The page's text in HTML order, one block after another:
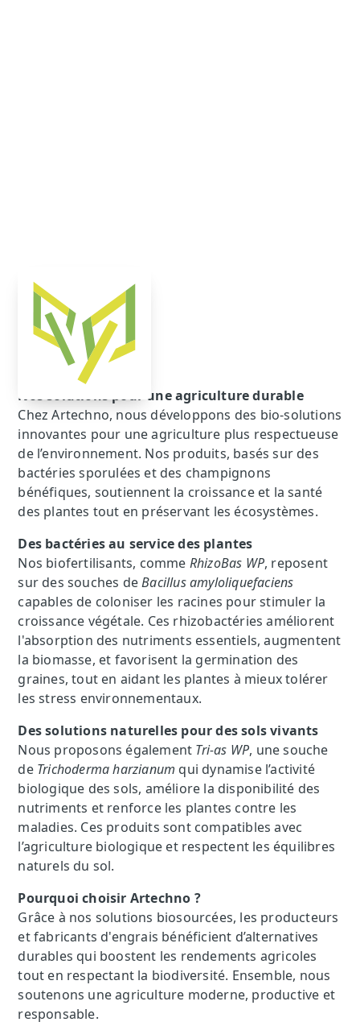
Nos solutions pour une agriculture durable
Chez Artechno, nous développons des bio-solutions
innovantes pour une agriculture plus respectueuse
de l’environnement. Nos produits, basés sur des
bactéries sporulées et des champignons
bénéfiques, soutiennent la croissance et la santé
des plantes tout en préservant les écosystèmes.
Des bactéries au service des plantes
Nos biofertilisants, comme RhizoBas WP, reposent
sur des souches deBacillus amyloliquefaciens
capables de coloniser les racines pour stimuler la
croissance végétale. Ces rhizobactéries améliorent
l'absorption des nutriments essentiels, augmentent
la biomasse, et favorisent la germination des
graines, tout en aidant les plantes à mieux tolérer
les stress environnementaux.
Des solutions naturelles pour des sols vivants
Nous proposons également Tri-as WP, une souche
de Trichoderma harzianum qui dynamise l’activité
biologique des sols, améliore la disponibilité des
nutriments et renforce les plantes contre les
maladies. Ces produits sont compatibles avec
l’agriculture biologique et respectent les équilibres
naturels du sol.
Pourquoi choisir Artechno ?
Grâce à nos solutions biosourcées, les producteurs
et fabricants d'engrais bénéficient d’alternatives
durables qui boostent les rendements agricoles
tout en respectant la biodiversité. Ensemble, nous
soutenons une agriculture moderne, productive et
responsable.